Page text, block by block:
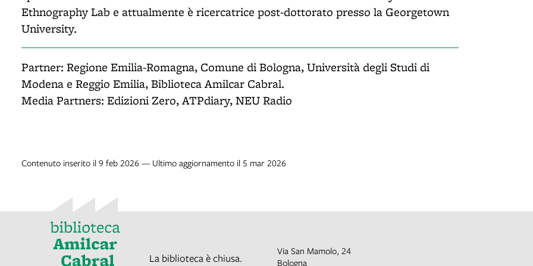
Ethnography Lab e attualmente è ricercatrice post-dottorato presso la Georgetown
University.
Partner: Regione Emilia-Romagna, Comune di Bologna, Università degli Studi di
Modena e Reggio Emilia, Biblioteca Amilcar Cabral.
Media Partners: Edizioni Zero, ATPdiary, NEU Radio
Contenuto inserito il 9 feb 2026 — Ultimo aggiornamento il 5 mar 2026
La biblioteca è chiusa.
Via San Mamolo, 24
Bologna